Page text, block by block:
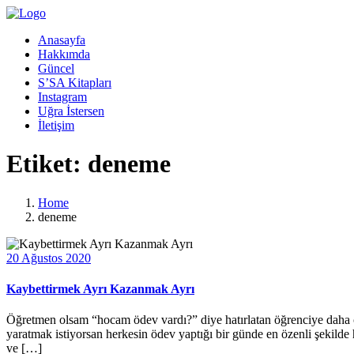
Anasayfa
Hakkımda
Güncel
S’SA Kitapları
Instagram
Uğra İstersen
İletişim
Etiket: deneme
Home
deneme
20 Ağustos 2020
Kaybettirmek Ayrı Kazanmak Ayrı
Öğretmen olsam “hocam ödev vardı?” diye hatırlatan öğrenciye
yaratmak istiyorsan herkesin ödev yaptığı bir günde en özenli
ve […]